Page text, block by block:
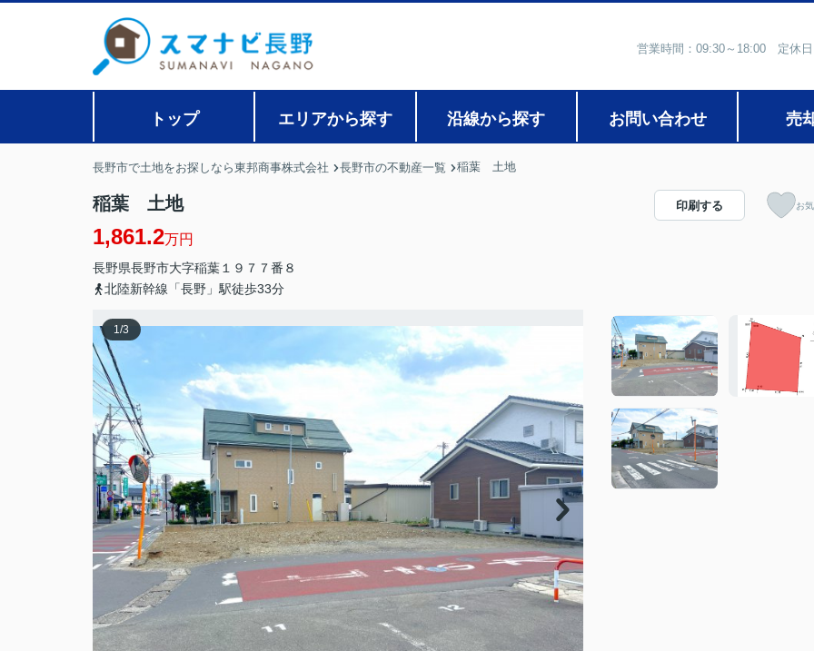
営業時間：09:30～18:00 定休
トップ エリアから探す 沿線から探す お問い合わせ 売
長野市で土地をお探しなら東邦商事株式会社 長野市の不動産一覧 稲葉 土地
稲葉 土地
1,861.2万円
長野県長野市大字稲葉 １９７７番８
北陸新幹線「長野」駅徒歩33分
印刷する お
1/3